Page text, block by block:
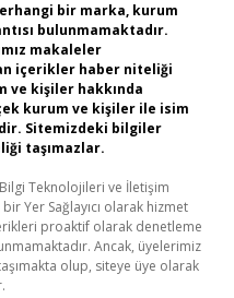
bir marka, kurum
bulunmamaktadır.
makaleler
içerikler haber niteliği
ve kişiler hakkında
kurum ve kişiler ile isim
Sitemizdeki bilgiler
taşımazlar.
Bilgi Teknolojileri ve İletişim
Yer Sağlayıcı olarak hizmet
proaktif olarak denetleme
Ancak, üyelerimiz
olup, siteye üye olarak